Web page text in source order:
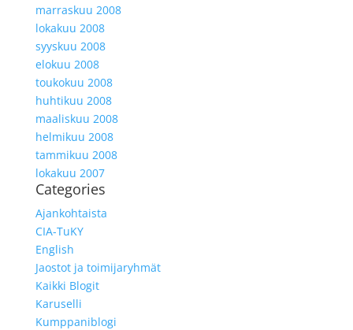
marraskuu 2008
lokakuu 2008
syyskuu 2008
elokuu 2008
toukokuu 2008
huhtikuu 2008
maaliskuu 2008
helmikuu 2008
tammikuu 2008
lokakuu 2007
Categories
Ajankohtaista
CIA-TuKY
English
Jaostot ja toimijaryhmät
Kaikki Blogit
Karuselli
Kumppaniblogi